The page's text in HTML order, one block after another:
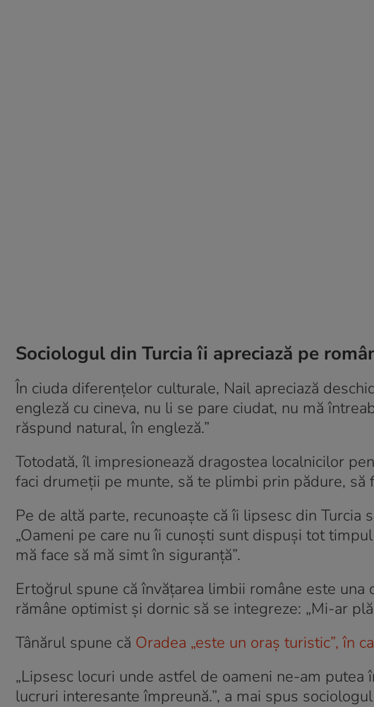
Sociologul din Turcia îi apreciază pe
În ciuda diferențelor culturale, Nail apreciază
engleză cu cineva, nu li se pare ciudat, nu mă
răspund natural, în engleză.”
Totodată, îl impresionează dragostea localnicilor
faci drumeţii pe munte, să te plimbi prin pădure, să
Pe de altă parte, recunoaște că îi lipsesc din
„Oameni pe care nu îi cunoşti sunt dispuşi tot
mă face să mă simt în siguranţă”.
Ertoğrul spune că învățarea limbii române este
rămâne optimist și dornic să se integreze: „Mi-ar
Tânărul spune că Oradea „este un oraș turistic”, în
„Lipsesc locuri unde astfel de oameni ne-am putea
lucruri interesante împreună.”, a mai spus